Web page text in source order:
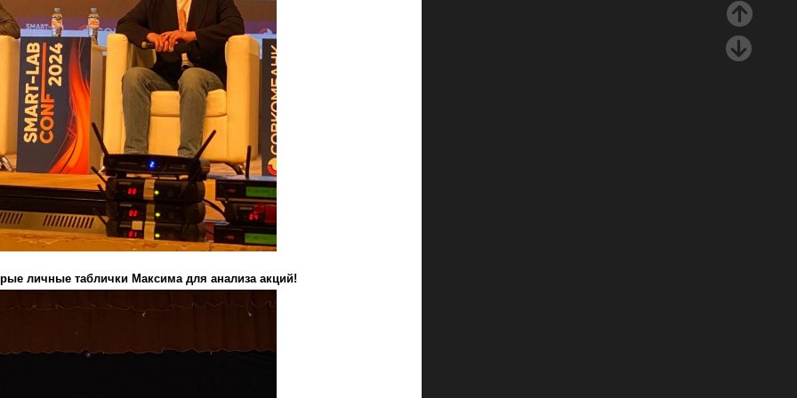
личные таблички Максима для анализа акций!